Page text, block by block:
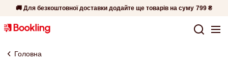
🚚 Для безкоштовної доставки додайте ще товарів на суму 799 ₴
Головна